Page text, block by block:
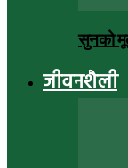
सुनको
जीवनशैली